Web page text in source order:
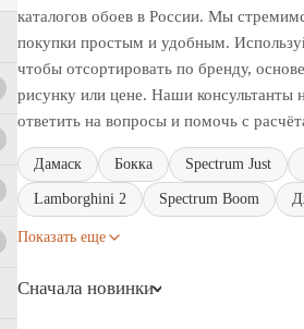
каталогов обоев в России. Мы
покупки простым и удобным.
чтобы отсортировать по бренду,
рисунку или цене. Наши консультанты
ответить на вопросы и помочь с
Дамаск Бокка Spectrum Just
Lamborghini 2 Spectrum Boom
Показать еще
Сначала новинки